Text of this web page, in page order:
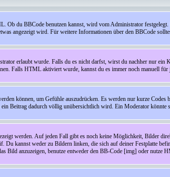
Ob du BBCode benutzen kannst, wird vom Administrator
angezeigt wird. Für weitere Informationen über den BBCode
erlaubt wurde. Falls du es nicht darfst, wirst du nachher nur
Falls HTML aktiviert wurde, kannst du es immer noch manuell
können, um Gefühle auszudrücken. Es werden nur kurze
Beitrag dadurch völlig unübersichtlich wird. Ein Moderator könnte
werden. Auf jeden Fall gibt es noch keine Möglichkeit, Bilder
Du kannst weder zu Bildern linken, die sich auf deiner Festplatte
Bild anzuzeigen, benutze entweder den BB-Code [img] oder nutze